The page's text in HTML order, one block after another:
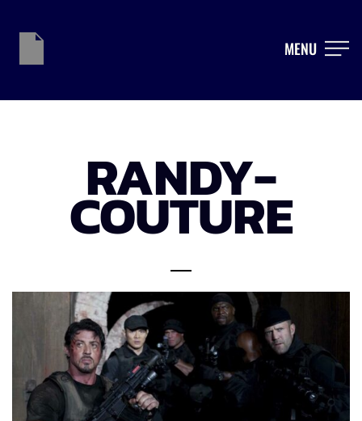
MENU
RANDY-
COUTURE